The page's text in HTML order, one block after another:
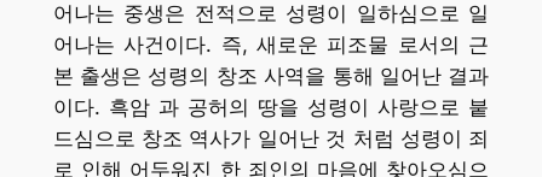
어나는 중생은 전적으로 성령이 일하심으로 일
어나는 사건이다. 즉, 새로운 피조물 로서의 근
본 출생은 성령의 창조 사역을 통해 일어난 결과
이다. 흑암 과 공허의 땅을 성령이 사랑으로 붙
드심으로 창조 역사가 일어난 것 처럼 성령이 죄
로 인해 어두워진 한 죄인의 마음에 찾아오심으